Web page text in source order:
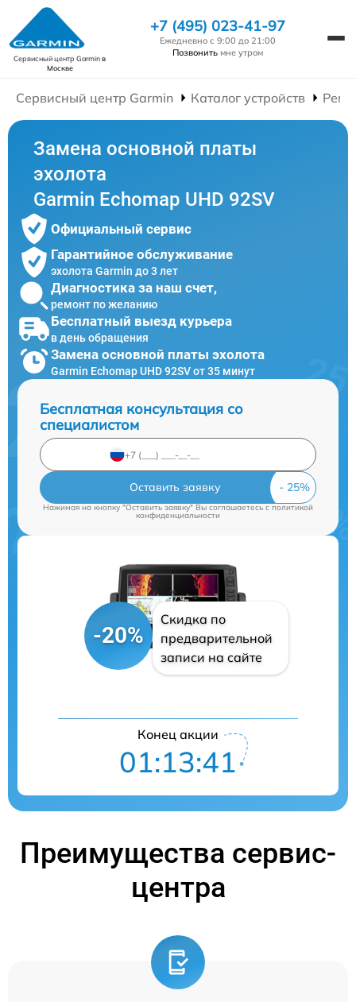
Сервисный центр Garminв
Москве
+7 (495) 023-41-97
Ежедневно с 9:00 до 21:00
Позвонить мне утром
Сервисный центр Garmin Каталог устройств
Замена основной платы
эхолота
Garmin Echomap UHD 92SV
Официальный сервис
Гарантийное обслуживание
эхолота Garmin до 3 лет
Диагностика за наш счет,
ремонт по желанию
Бесплатный выезд курьера
в день обращения
Замена основной платы эхолота
Garmin Echomap UHD 92SV от 35 минут
Бесплатная консультация со
специалистом
Оставить заявку
Нажимая на кнопку "Оставить заявку" Вы соглашаетесь cполитикой
конфиденциальности
-20%
Скидка по
предварительной
записи на сайте
Конец акции
01:13:40
Преимущества сервис-
центра